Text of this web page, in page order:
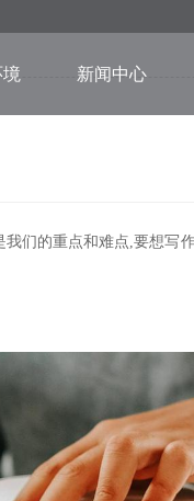
新闻中心
们的重点和难点,要想写